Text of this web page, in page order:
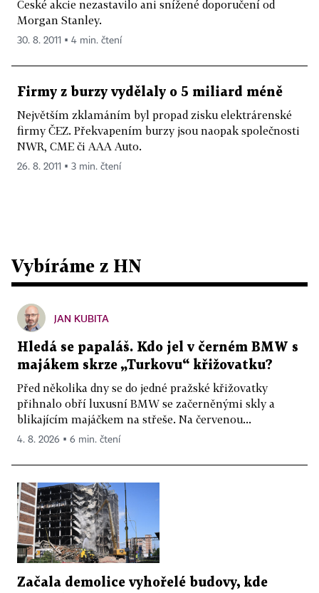
České akcie nezastavilo ani snížené doporučení od
Morgan Stanley.
30. 8. 2011 ▪ 4 min. čtení
Firmy z burzy vydělaly o 5 miliard méně
Největším zklamáním byl propad zisku elektrárenské
firmy ČEZ. Překvapením burzy jsou naopak společnosti
NWR, CME či AAA Auto.
26. 8. 2011 ▪ 3 min. čtení
Vybíráme z HN
JAN KUBITA
Hledá se papaláš. Kdo jel v černém BMW s
majákem skrze „Turkovu“ křižovatku?
Před několika dny se do jedné pražské křižovatky
přihnalo obří luxusní BMW se začerněnými skly a
blikajícím majáčkem na střeše. Na červenou...
4. 8. 2026 ▪ 6 min. čtení
Začala demolice vyhořelé budovy, kde